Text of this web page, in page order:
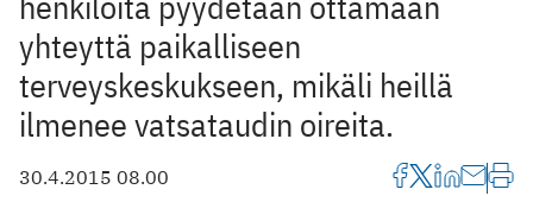
yhteyttä paikalliseen
terveyskeskukseen, mikäli heillä
ilmenee vatsataudin oireita.
30.4.2015 08.00